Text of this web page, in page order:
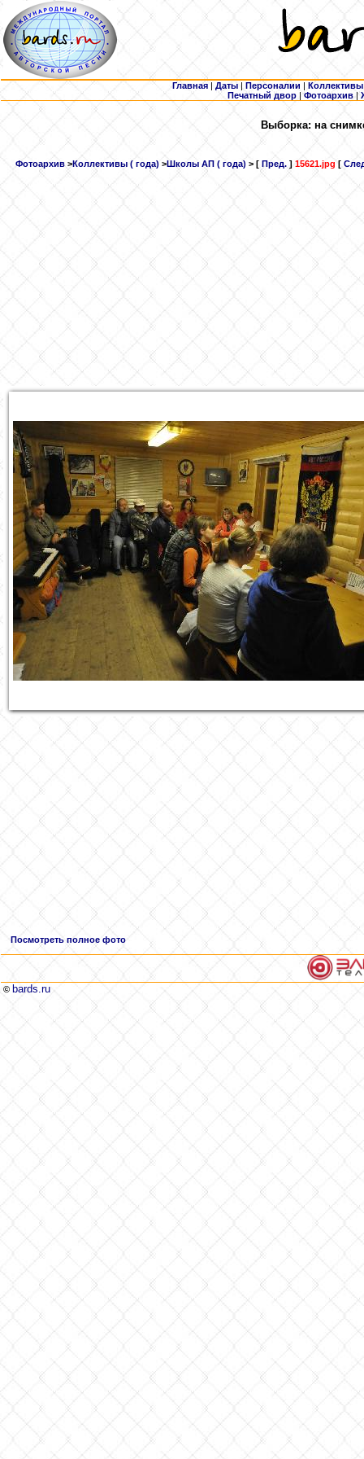
Главная | Даты | Персоналии | Коллективы
Печатный двор |Фотоархив |
Выборка: на
Фотоархив >Коллективы ( года) >Школы АП ( года) > [ Пред. ] 15621.jpg [
Посмотреть полное фото
© bards.ru